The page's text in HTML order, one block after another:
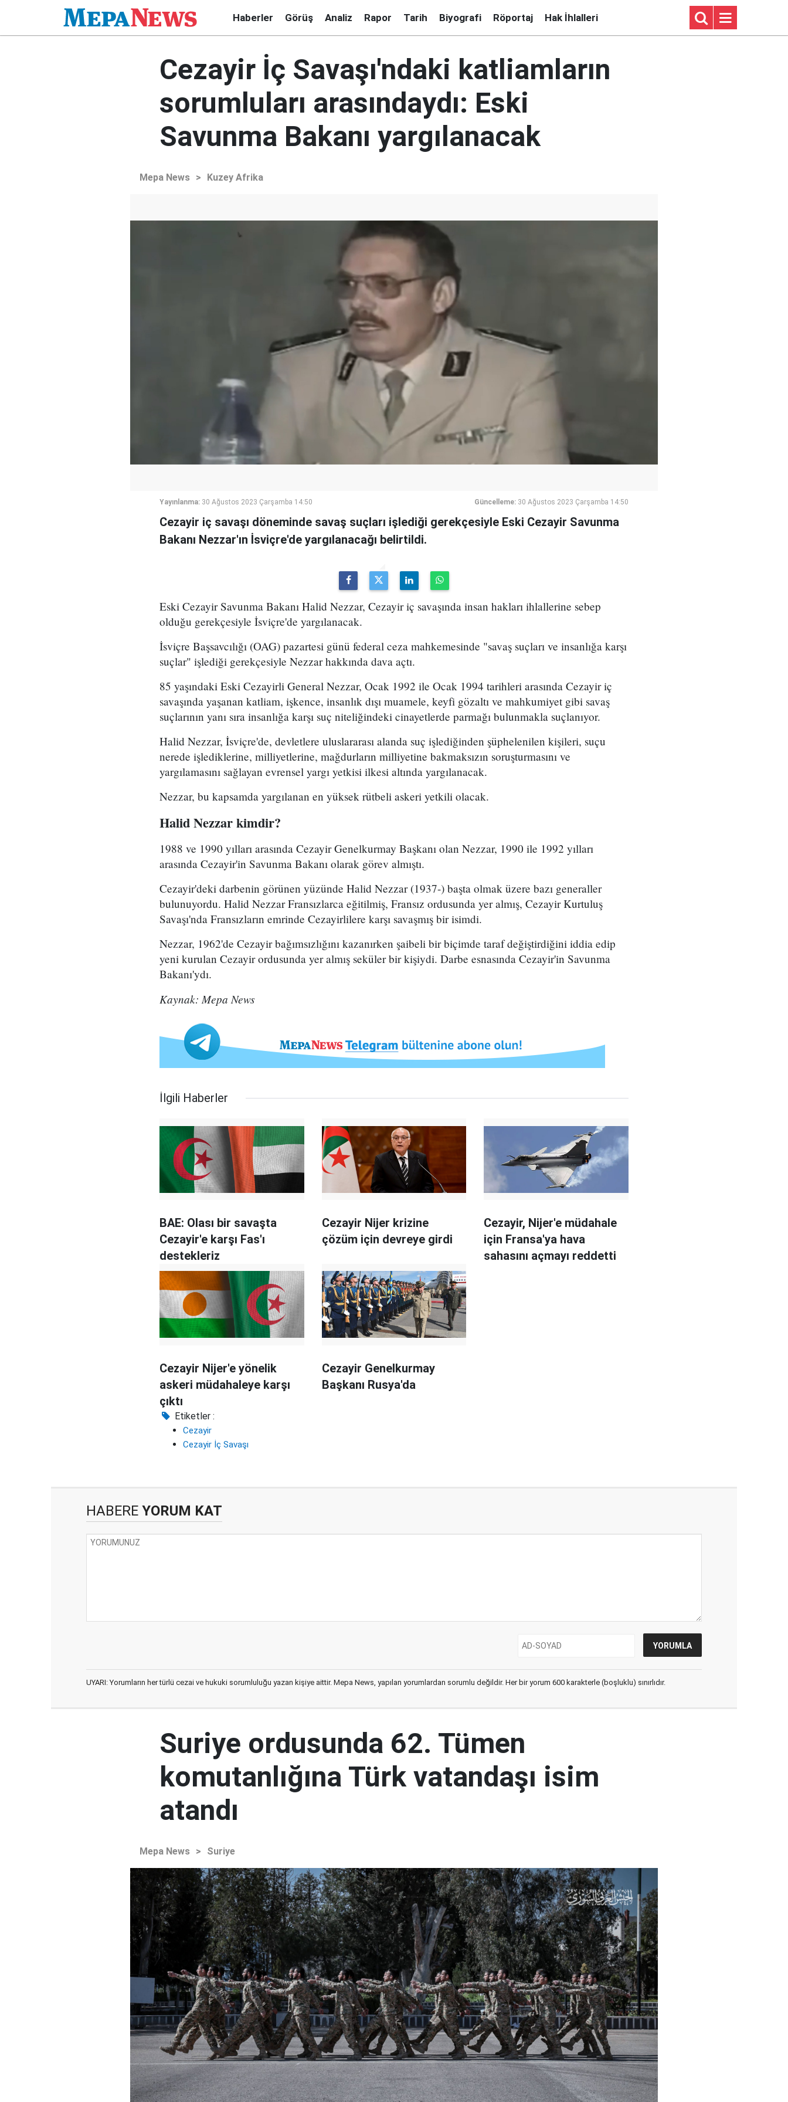
Haberler Görüş Analiz Rapor Tarih Biyografi Röportaj Hak İhlalleri
Cezayir İç Savaşı'ndaki katliamların
sorumluları arasındaydı: Eski
Savunma Bakanı yargılanacak
Mepa News > Kuzey Afrika
Yayınlanma: 30 Ağustos 2023 Çarşamba 14:50 Güncelleme: 30 Ağustos 2023 Çarşamba 14:50
Cezayir iç savaşı döneminde savaş suçları işlediği gerekçesiyle Eski Cezayir Savunma
Bakanı Nezzar'ın İsviçre'de yargılanacağı belirtildi.
Eski Cezayir Savunma Bakanı Halid Nezzar, Cezayir iç savaşında insan hakları ihlallerine sebep
olduğu gerekçesiyle İsviçre'de yargılanacak.
İsviçre Başsavcılığı (OAG) pazartesi günü federal ceza mahkemesinde "savaş suçları ve insanlığa karşı
suçlar" işlediği gerekçesiyle Nezzar hakkında dava açtı.
85 yaşındaki Eski Cezayirli General Nezzar, Ocak 1992 ile Ocak 1994 tarihleri arasında Cezayir iç
savaşında yaşanan katliam, işkence, insanlık dışı muamele, keyfi gözaltı ve mahkumiyet gibi savaş
suçlarının yanı sıra insanlığa karşı suç niteliğindeki cinayetlerde parmağı bulunmakla suçlanıyor.
Halid Nezzar, İsviçre'de, devletlere uluslararası alanda suç işlediğinden şüphelenilen kişileri, suçu
nerede işlediklerine, milliyetlerine, mağdurların milliyetine bakmaksızın soruşturmasını ve
yargılamasını sağlayan evrensel yargı yetkisi ilkesi altında yargılanacak.
Nezzar, bu kapsamda yargılanan en yüksek rütbeli askeri yetkili olacak.
Halid Nezzar kimdir?
1988 ve 1990 yılları arasında Cezayir Genelkurmay Başkanı olan Nezzar, 1990 ile 1992 yılları
arasında Cezayir'in Savunma Bakanı olarak görev almıştı.
Cezayir'deki darbenin görünen yüzünde Halid Nezzar (1937-) başta olmak üzere bazı generaller
bulunuyordu. Halid Nezzar Fransızlarca eğitilmiş, Fransız ordusunda yer almış, Cezayir Kurtuluş
Savaşı'nda Fransızların emrinde Cezayirlilere karşı savaşmış bir isimdi.
Nezzar, 1962'de Cezayir bağımsızlığını kazanırken şaibeli bir biçimde taraf değiştirdiğini iddia edip
yeni kurulan Cezayir ordusunda yer almış seküler bir kişiydi. Darbe esnasında Cezayir'in Savunma
Bakanı'ydı.
Kaynak: Mepa News
İlgili Haberler
BAE: Olası bir savaşta
Cezayir'e karşı Fas'ı
destekleriz
Cezayir Nijer krizine
çözüm için devreye girdi
Cezayir, Nijer'e müdahale
için Fransa'ya hava
sahasını açmayı reddetti
Cezayir Nijer'e yönelik
askeri müdahaleye karşı
çıktı
Cezayir Genelkurmay
Başkanı Rusya'da
Etiketler :
Cezayir
Cezayir İç Savaşı
HABERE YORUM KAT
UYARI: Yorumların her türlü cezai ve hukuki sorumluluğu yazan kişiye aittir. Mepa News, yapılan yorumlardan sorumlu değildir. Her bir yorum 600 karakterle (boşluklu) sınırlıdır.
Suriye ordusunda 62. Tümen
komutanlığına Türk vatandaşı isim
atandı
Mepa News > Suriye